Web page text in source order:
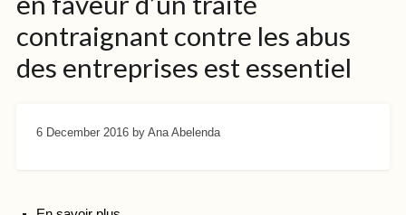
contraignant contre les abus
des entreprises est essentiel
6 December 2016 by Ana Abelenda